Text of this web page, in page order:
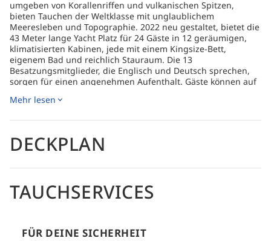
umgeben von Korallenriffen und vulkanischen Spitzen,
bieten Tauchen der Weltklasse mit unglaublichem
Meeresleben und Topographie. 2022 neu gestaltet, bietet die
43 Meter lange Yacht Platz für 24 Gäste in 12 geräumigen,
klimatisierten Kabinen, jede mit einem Kingsize-Bett,
eigenem Bad und reichlich Stauraum. Die 13
Besatzungsmitglieder, die Englisch und Deutsch sprechen,
sorgen für einen angenehmen Aufenthalt. Gäste können auf
sich in der gemütlichen großen Lounge mit Hi-Fi-Anlage,
und alkoholfreie Getränke serviert. Die hintere Badeplattform
bietet einfachen Zugang zum Wasser fürs Schnorcheln oder
Entspannung zwischen den Tauchgängen die Gäste
einem abwechslungsreichen Menü aus lokalen, asiatischen
und europäischen Gerichten, und die Köche bereiten gerne
Tauchgängen hoch zu halten.
Mehr lesen
DECKPLAN
TAUCHSERVICES
FÜR DEINE SICHERHEIT